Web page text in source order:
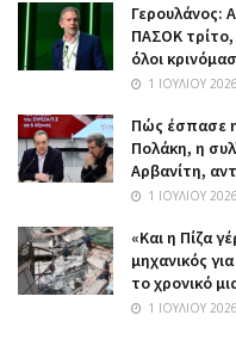
Γερουλάνος:
ΠΑΣΟΚ
όλοι
1 ΙΟΥΛΊΟΥ 2026
Πώς έσπασε
Πολάκη, η
Αρβανίτη,
1 ΙΟΥΛΊΟΥ 2026
«Και η Πίζα
μηχανικός
το χρονικό
1 ΙΟΥΛΊΟΥ 2026